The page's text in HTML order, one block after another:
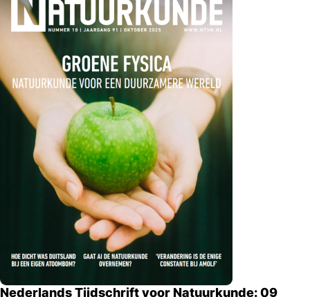
Nederlands Tijdschrift voor Natuurkunde: 09